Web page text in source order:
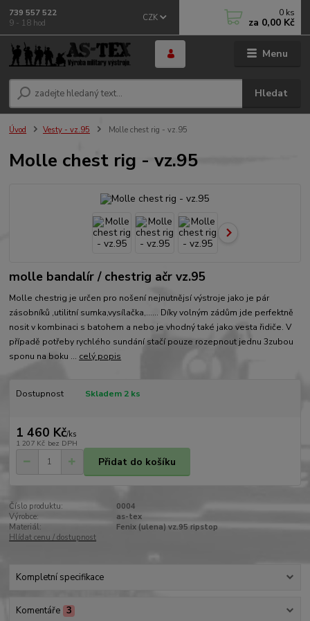
Menu
CZK
Hledat
739 557 522
9 - 18 hod
0 ks
za 0,00 Kč
Úvod Vesty - vz.95 Molle chest rig - vz.95
Molle chest rig - vz.95
molle bandalír / chestrig ačr vz.95
Molle chestrig je určen pro nošení nejnutnějsí výstroje jako je pár
zásobníků ,utilitní sumka,vysílačka,...... Díky volným zádům jde perfektně
nosit v kombinaci s batohem a nebo je vhodný také jako vesta řidiče. V
případě potřeby rychlého sundání stačí pouze rozepnout jednu 3zubou
sponu na boku ... celý popis
Dostupnost Skladem 2 ks
1 460 Kč/ks
1 207 Kč bez DPH
Přidat do košíku
Číslo produktu:
0004
Výrobce:
as-tex
Materiál:
Fenix (ulena) vz.95 ripstop
Hlídat cenu / dostupnost
Kompletní specifikace
Komentáře 3